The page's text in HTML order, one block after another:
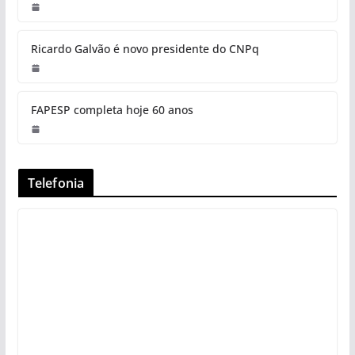
Ricardo Galvão é novo presidente do CNPq
FAPESP completa hoje 60 anos
Telefonia